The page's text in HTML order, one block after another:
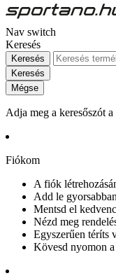
Nav switch
Keresés
Keresés
Keresés
Mégse
Adja meg a keresőszót
Fiókom
A fiók
Add le
Mentsd el
Nézd meg
Egyszerűen téríts
Kövesd nyomon